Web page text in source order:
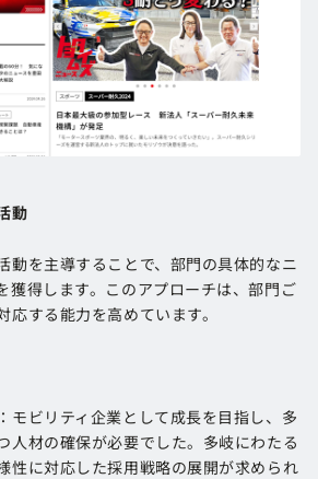
動
動を主導することで、部門の具体的なニ
獲得します。このアプローチは、部門ご
応する能力を高めています。
：モビリティ企業として成長を目指し、多
人材の確保が必要でした。多岐にわたる
性に対応した採用戦略の展開が求められ